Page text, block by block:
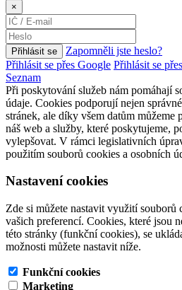
×
Přihlásit se
Zapomněli jste heslo?
Přihlásit se přes Google Přihlásit se
Seznam
Při poskytování služeb nám pomáhají
údaje. Cookies podporují nejen
stránek, ale díky všem datům můžeme
náš web a služby, které poskytujeme,
vylepšovat. V rámci legislativních
použitím souborů cookies a osobních
Nastavení cookies
Zde si můžete nastavit využití souborů
vašich preferencí. Cookies, které jsou
této stránky (funkční cookies), se
možnosti můžete nastavit níže.
Funkční cookies
Marketing